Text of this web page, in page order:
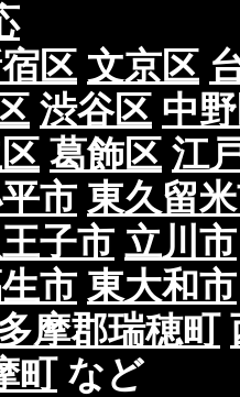
区 文京区
渋谷区 中
葛飾区 江
市 東久留
子市 立川市
市 東大和市
摩郡瑞穂町
町など